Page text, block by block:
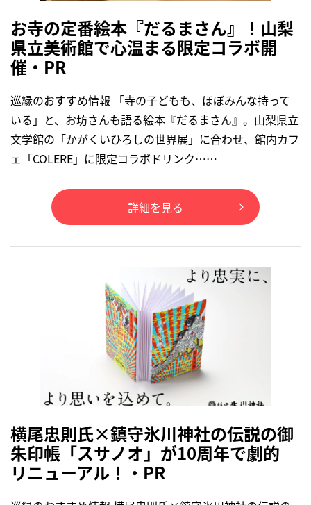
お寺の定番絵本『だるまさん』！山梨
県立美術館で心温まる限定コラボ開
催・PR
巡縁のおすすめ情報 「寺の子どもも、ほぼみんな持って
いる」と、お坊さんも語る絵本『だるまさん』。山梨県立
文学館の「かがくいひろしの世界展」に合わせ、館内カフ
ェ「COLERE」に限定コラボドリンク……
詳細を見る
横尾忠則氏×鎮守氷川神社の伝説の御
朱印帳「スサノオ」が10周年で劇的
リニューアル！・PR